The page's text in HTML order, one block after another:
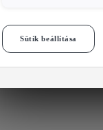
Sütik beállítása